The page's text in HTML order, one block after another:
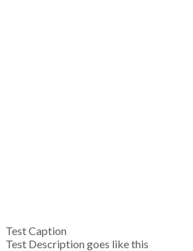
Test Caption
Test Description goes like this